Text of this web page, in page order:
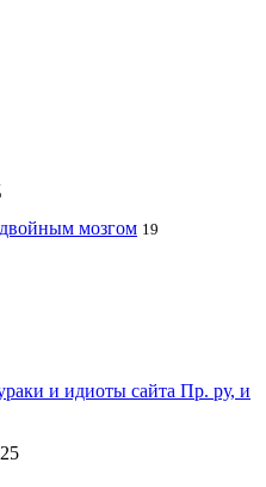
мозгом 19
и идиоты сайта Пр. ру, и